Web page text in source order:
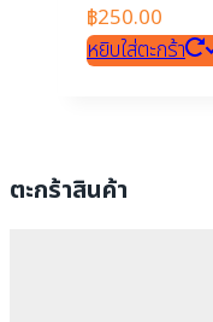
฿250.00
หยิบใส่ตะกร้า
ตะกร้าสินค้า